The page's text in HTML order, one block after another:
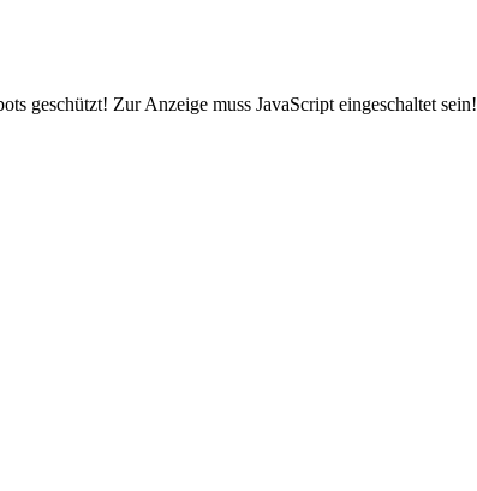
geschützt! Zur Anzeige muss JavaScript eingeschaltet sein!